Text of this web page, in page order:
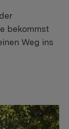
bekommst
Weg ins